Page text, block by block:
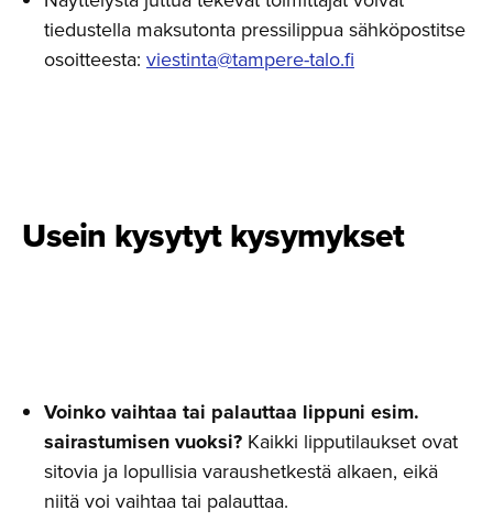
tiedustella maksutonta pressilippua sähköpostitse
osoitteesta: viestinta@tampere-talo.fi
Usein kysytyt kysymykset
Voinko vaihtaa tai palauttaa lippuni esim.
sairastumisen vuoksi? Kaikki lipputilaukset ovat
sitovia ja lopullisia varaushetkestä alkaen, eikä
niitä voi vaihtaa tai palauttaa.